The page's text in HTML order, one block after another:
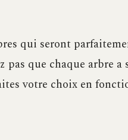
qui seront
pas que chaque arbre a
votre choix en